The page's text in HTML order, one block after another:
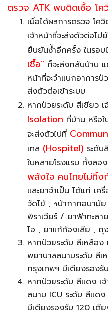
ตรวจ ATK พบติดเชื้อ โค
เมื่อได้ผลการตรวจ โ
เจ้าหน้าที่จะส่งตัวต่อไป
ยืนยันซ้ำอีกครั้ง ในรอ
เชื้อ" ก็จะส่งกลับบ้าน
หน้าที่จะจำแนกอาการ
ส่งตัวต่อเข้าระบบ
หากป่วยระดับ สีเขียว เ
Isolation ที่บ้าน หรือ
จะส่งตัวไปที่
เทล (Hospitel) ระดับ
ในหลายโรงแรม ทั้งสอ
พลังใจ คนไทยไม่ทิ้ง
และยาจำเป็น ได้แก่ เ
วัดไข้ , หน้ากากอนามั
พิราเวียร์ / ยาฟ้าทะลา
ไอ , ยาแก้ท้องเสีย , ถุ
หากป่วยระดับ สีเหลือง
พยาบาลสนามระดับ สีเ
กรุงเทพฯ มีเตียงรอง
หากป่วยระดับ สีแดง เจ้
สนาม ICU ระดับ สีแดง
มีเตียงรองรับ 120 เตี